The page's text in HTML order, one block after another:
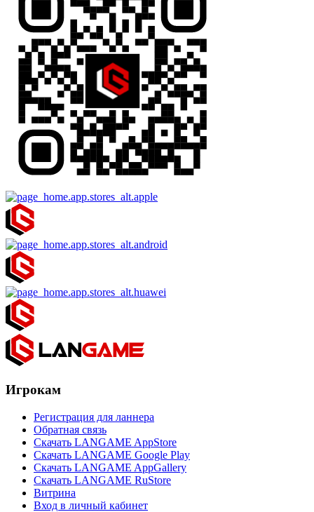
Игрокам
Регистрация для ланнера
Обратная связь
Скачать LANGAME AppStore
Скачать LANGAME Google Play
Скачать LANGAME AppGallery
Скачать LANGAME RuStore
Витрина
Вход в личный кабинет